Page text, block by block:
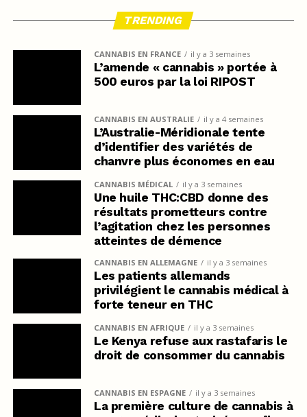
TRENDING
CANNABIS EN FRANCE il y a 3 semaines
L’amende « cannabis » portée à
500 euros par la loi RIPOST
CANNABIS EN AUSTRALIE il y a 4 semaines
L’Australie-Méridionale tente
d’identifier des variétés de
chanvre plus économes en eau
CANNABIS MÉDICAL il y a 3 semaines
Une huile THC:CBD donne des
résultats prometteurs contre
l’agitation chez les personnes
atteintes de démence
CANNABIS EN ALLEMAGNE il y a 3 semaines
Les patients allemands
privilégient le cannabis médical à
forte teneur en THC
CANNABIS EN AFRIQUE il y a 3 semaines
Le Kenya refuse aux rastafaris le
droit de consommer du cannabis
CANNABIS EN ESPAGNE il y a 3 semaines
La première culture de cannabis à